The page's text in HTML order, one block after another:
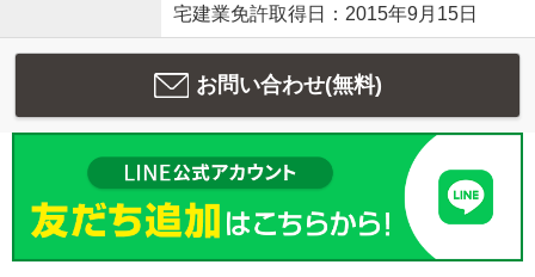
宅建業免許取得日：2015年9月15日
お問い合わせ(無料)